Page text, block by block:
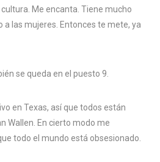
Me encanta. Tiene mucho
a las mujeres. Entonces te mete, ya
se queda en el puesto 9.
en Texas, así que todos están
Wallen. En cierto modo me
todo el mundo está obsesionado.